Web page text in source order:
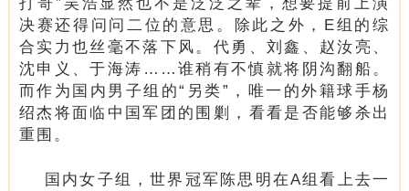
决赛还得问问二位的意思。除此之外，E组的综
合实力也丝毫不落下风。代勇、刘鑫、赵汝亮、
沈申义、于海涛……谁稍有不慎就将阴沟翻船。
而作为国内男子组的“另类”，唯一的外籍球手杨
绍杰将面临中国军团的围剿，看看是否能够杀出
重围。
国内女子组，世界冠军陈思明在A组看上去一